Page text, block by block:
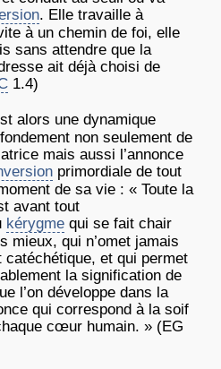
. Elle travaille à
à un chemin de foi, elle
sans attendre que la
ait déjà choisi de
1.4)
alors une dynamique
non seulement de
mais aussi l’annonce
primordiale de tout
de sa vie : « Toute la
avant tout
kérygme qui se fait chair
mieux, qui n’omet jamais
catéchétique, et qui permet
la signification de
l’on développe dans la
qui correspond à la soif
cœur humain. » (EG